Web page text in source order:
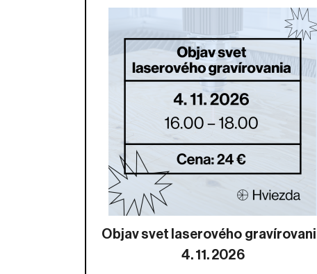
Objav svet laserového
4. 11. 2026